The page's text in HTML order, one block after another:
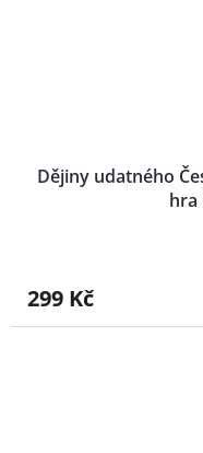
Dějiny udatného
hra
299 Kč